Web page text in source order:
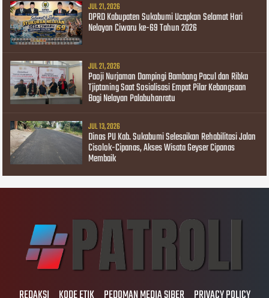
JUL 21, 2026
DPRD Kabupaten Sukabumi Ucapkan Selamat Hari
Nelayan Ciwaru ke-69 Tahun 2026
JUL 21, 2026
Paoji Nurjaman Dampingi Bambang Pacul dan Ribka
Tjiptaning Saat Sosialisasi Empat Pilar Kebangsaan
Bagi Nelayan Palabuhanratu
JUL 13, 2026
Dinas PU Kab. Sukabumi Selesaikan Rehabilitasi Jalan
Cisolok-Cipanas, Akses Wisata Geyser Cipanas
Membaik